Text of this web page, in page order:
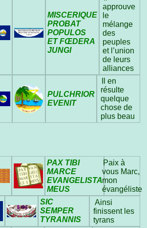
MISCERIQUE
PROBAT
POPULOS
ET FŒDERA
JUNGI
approuve
le
mélange
des
peuples
et l’union
de leurs
alliances
PULCHRIOR
EVENIT
Il en
résulte
quelque
chose de
plus beau
PAX TIBI
MARCE
EVANGELISTA
MEUS
Paix à
vous Marc,
mon
évangéliste
SIC
SEMPER
TYRANNIS
Ainsi
finissent les
tyrans